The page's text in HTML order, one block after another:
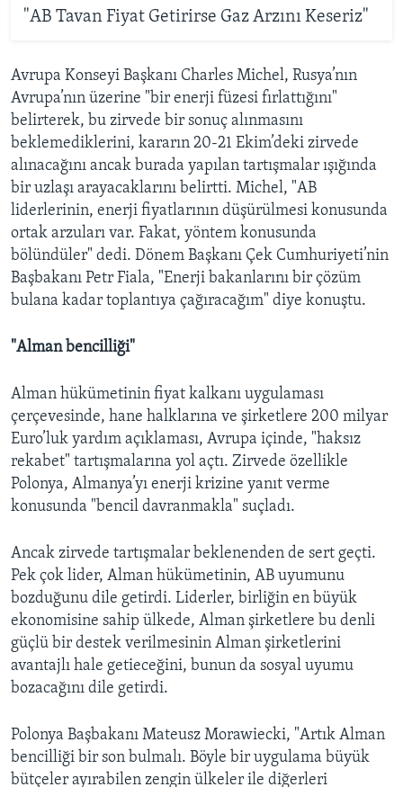
"AB Tavan Fiyat Getirirse Gaz Arzını Keseriz"
Avrupa Konseyi Başkanı Charles Michel, Rusya’nın
Avrupa’nın üzerine "bir enerji füzesi fırlattığını"
belirterek, bu zirvede bir sonuç alınmasını
beklemediklerini, kararın 20-21 Ekim’deki zirvede
alınacağını ancak burada yapılan tartışmalar ışığında
bir uzlaşı arayacaklarını belirtti. Michel, "AB
liderlerinin, enerji fiyatlarının düşürülmesi konusunda
ortak arzuları var. Fakat, yöntem konusunda
bölündüler" dedi. Dönem Başkanı Çek Cumhuriyeti’nin
Başbakanı Petr Fiala, "Enerji bakanlarını bir çözüm
bulana kadar toplantıya çağıracağım" diye konuştu.
"Alman bencilliği"
Alman hükümetinin fiyat kalkanı uygulaması
çerçevesinde, hane halklarına ve şirketlere 200 milyar
Euro’luk yardım açıklaması, Avrupa içinde, "haksız
rekabet" tartışmalarına yol açtı. Zirvede özellikle
Polonya, Almanya’yı enerji krizine yanıt verme
konusunda "bencil davranmakla" suçladı.
Ancak zirvede tartışmalar beklenenden de sert geçti.
Pek çok lider, Alman hükümetinin, AB uyumunu
bozduğunu dile getirdi. Liderler, birliğin en büyük
ekonomisine sahip ülkede, Alman şirketlere bu denli
güçlü bir destek verilmesinin Alman şirketlerini
avantajlı hale getieceğini, bunun da sosyal uyumu
bozacağını dile getirdi.
Polonya Başbakanı Mateusz Morawiecki, "Artık Alman
bencilliği bir son bulmalı. Böyle bir uygulama büyük
bütçeler ayırabilen zengin ülkeler ile diğerleri